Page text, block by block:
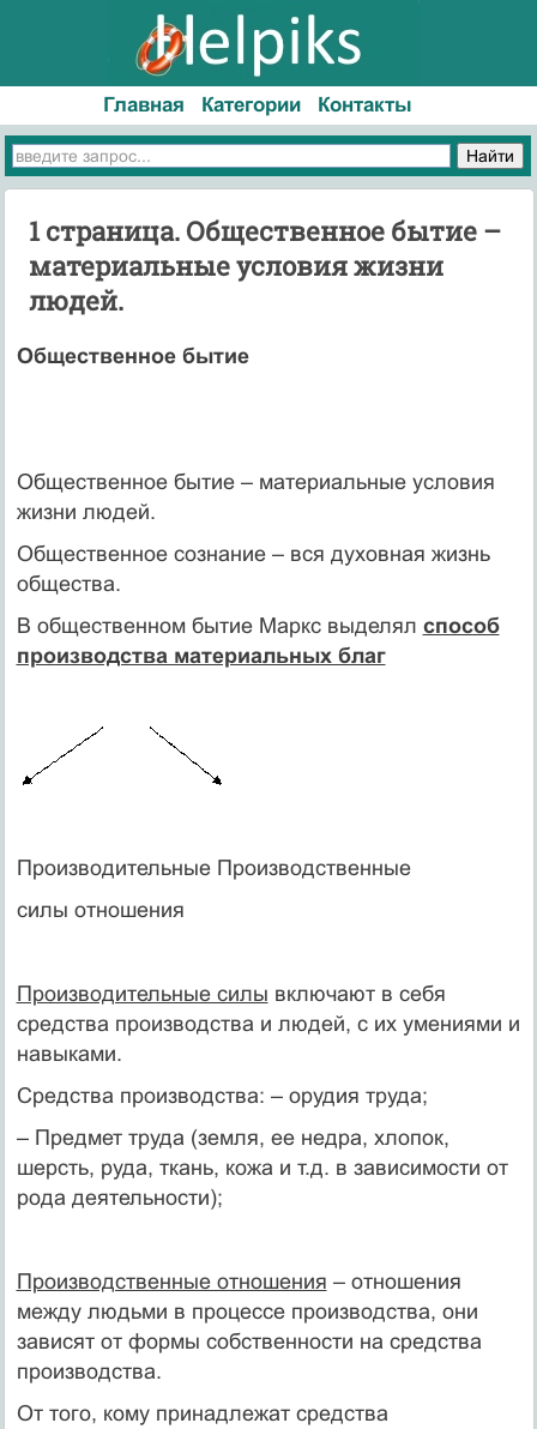
Главная Категории Контакты
1 страница. Общественное бытие –
материальные условия жизни
людей.
Общественное бытие
Общественное бытие – материальные условия
жизни людей.
Общественное сознание – вся духовная жизнь
общества.
В общественном бытие Маркс выделял способ
производства материальных благ
Производительные Производственные
силы отношения
Производительные силы включают в себя
средства производства и людей, с их умениями и
навыками.
Средства производства: – орудия труда;
– Предмет труда (земля, ее недра, хлопок,
шерсть, руда, ткань, кожа и т.д. в зависимости от
рода деятельности);
Производственные отношения – отношения
между людьми в процессе производства, они
зависят от формы собственности на средства
производства.
От того, кому принадлежат средства